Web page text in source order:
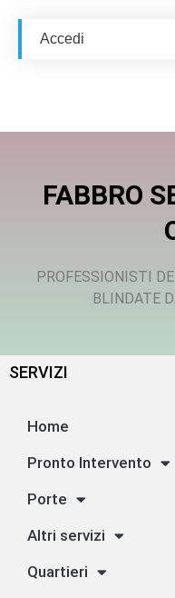
Accedi
FABBRO
PROFESSIONISTI
BLINDATE
SERVIZI
Home
Pronto Intervento
Porte
Altri servizi
Quartieri